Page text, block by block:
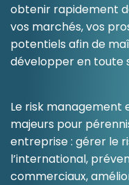
Nos partenaires
Ressources
obtenir rapidement
vos marchés, vos
potentiels afin de
développer en toute
Le risk management
majeurs pour
entreprise : gérer le
l’international,
commerciaux,